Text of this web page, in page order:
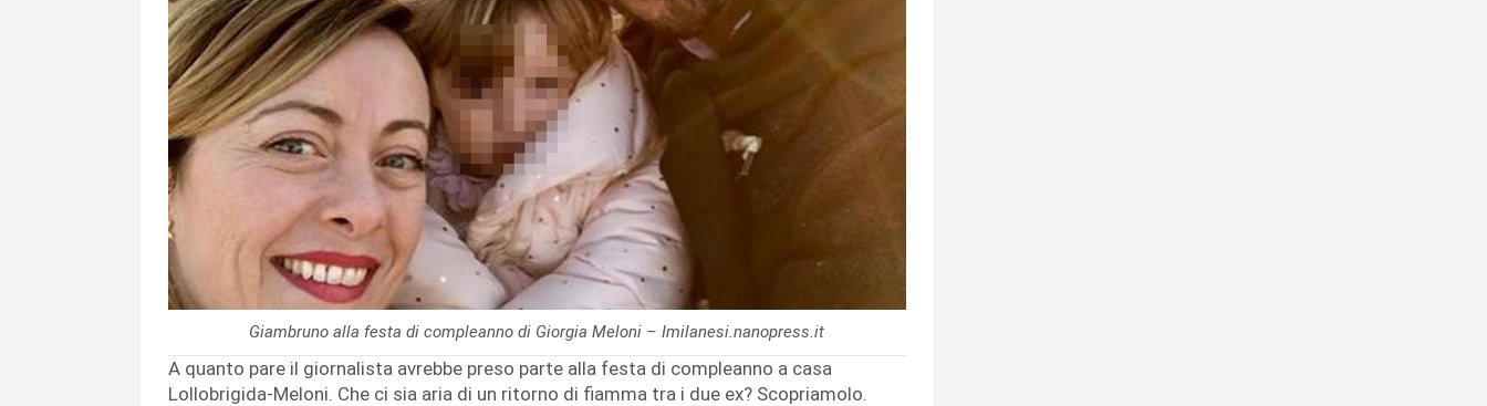
Giambruno alla festa di compleanno di Giorgia Meloni – Imilanesi.nanopress.it
A quanto pare il giornalista avrebbe preso parte alla festa di compleanno a casa
Lollobrigida-Meloni. Che ci sia aria di un ritorno di fiamma tra i due ex? Scopriamolo.